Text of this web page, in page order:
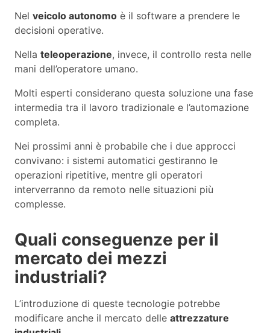
Nel veicolo autonomo è il software a prendere le
decisioni operative.
Nella teleoperazione, invece, il controllo resta nelle
mani dell’operatore umano.
Molti esperti considerano questa soluzione una fase
intermedia tra il lavoro tradizionale e l’automazione
completa.
Nei prossimi anni è probabile che i due approcci
convivano: i sistemi automatici gestiranno le
operazioni ripetitive, mentre gli operatori
interverranno da remoto nelle situazioni più
complesse.
Quali conseguenze per il
mercato dei mezzi
industriali?
L’introduzione di queste tecnologie potrebbe
modificare anche il mercato delle attrezzature